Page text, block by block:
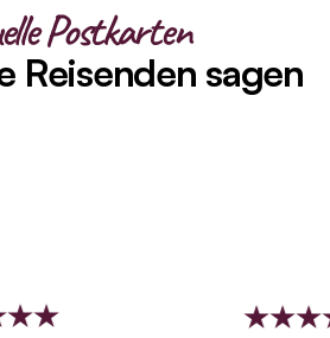
Postkarten
Reisenden sagen